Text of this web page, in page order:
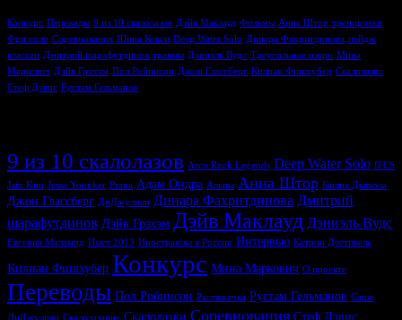
Конкурс Переводы 9 из 10 скалолазов Дэйв Маклауд Фильмы Анна Штор тренировки
Фри соло Соревнования Шона Кокси Deep Water Solo Динара Фахритдинова пэйдж
классен Дмитрий шарафутдинов травмы Дэниэль Вудс Треугольное озеро Мина
Маркович Дэйв Грэхэм Пол Робинсон Джон Глассберг Килиан Фишхубер Скалолазки
Стеф Дэвис Рустам Гельманов
9 из 10 скалолазов Arco Rock Legends Deep Water Solo IFCS
Jain Kim Jessa Younker Prana Адам Ондра Альпы Анна Штор Башня Дьявола
Джон Глассберг ДиДжулиан Динара Фахритдинова Дмитрий
шарафутдинов Дэйв Грэхэм Дэйв Маклауд Дэниэль Вудс
Евгения Маламид Имст 2013 Иностранцы в России Интервью Катрин Дестивель
Килиан Фишхубер Конкурс Мина Маркович О проекте
Переводы Пол Робинсон Растяжечка Рустам Гельманов Саша
ДиДжулиан Скалолазание Скалолазки Соревнования Стеф Дэвис